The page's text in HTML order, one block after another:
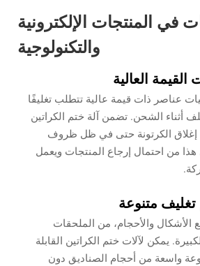
في المنتجات الإلكترونية
والتكنولوجية
القيمة العالية
عناصر ذات قيمة عالية تتطلب تغليفًا
أثناء الشحن. تضمن آلة ختم الكراتين
إغلاق الكرتونة حتى في ظل ظروف
هذا من احتمال إرجاع المنتجات ويعمل
تغليف متنوعة
الأشكال والأحجام، من الملحقات
يمكن لآلات ختم الكراتين القابلة
واسعة من أحجام الصناديق دون